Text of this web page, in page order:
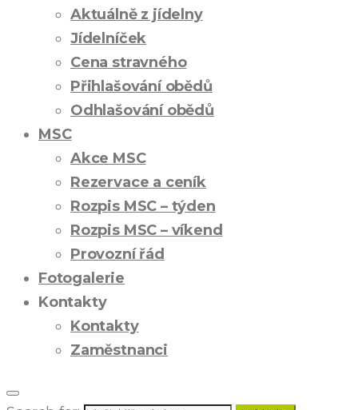
Aktuálně z jídelny
Jídelníček
Cena stravného
Přihlašování obědů
Odhlašování obědů
MSC
Akce MSC
Rezervace a ceník
Rozpis MSC – týden
Rozpis MSC – víkend
Provozní řád
Fotogalerie
Kontakty
Kontakty
Zaměstnanci